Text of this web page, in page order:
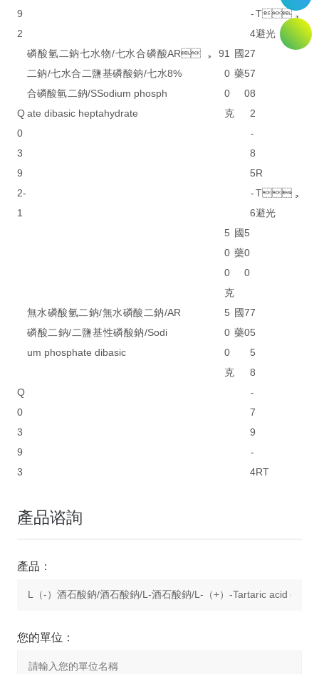
9
2
-
4
T，
避光
Q
0
3
9
2-
1
磷酸氫二鈉七水物/七水合磷酸
二鈉/七水合二鹽基磷酸鈉/七水
合磷酸氫二鈉/SSodium phosph
ate dibasic heptahydrate
AR，9
8%
1
0
0
克
國
藥
2
5
0
7
7
8
2
-
8
5
-
6
R
T，
避光
5
0
0
克
國
藥
5
0
0
Q
0
3
9
3
無水磷酸氫二鈉/無水磷酸二鈉/
磷酸二鈉/二鹽基性磷酸鈉/Sodi
um phosphate dibasic
AR
5
0
0
克
國
藥
7
0
7
5
5
8
-
7
9
-
4RT
產品谘詢
產品：
您的單位：